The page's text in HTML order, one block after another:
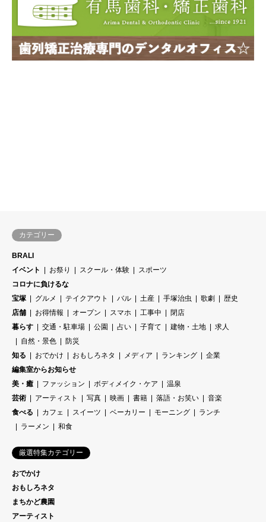
カテゴリー
BRALI
イベント
お祭り スクール・体験
スポーツ
コロナに負けるな
宝塚
グルメ テイクアウト バル 土産 手塚治虫 歌劇
歴史
店舗
お得情報 オープン スマホ 工事中
閉店
暮らす
交通・駐車場 公園 占い 子育て 建物・土地
求人
自然・景色
防災
知る
おでかけ おもしろネタ メディア ランキング
企業
編集室からお知らせ
美・癒
ファッション ボディメイク・ケア
温泉
芸術
アーティスト 写真 映画 書籍 落語・お笑い
音楽
食べる
カフェ スイーツ ベーカリー モーニング
ランチ
ラーメン
和食
厳選特集カテゴリー
おでかけ
おもしろネタ
まちかど農園
アーティスト